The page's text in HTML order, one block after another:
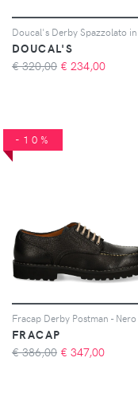
DOUCAL'S
€ 320,00 € 234,00
-10%
Fracap Derby Postman - Nero
FRACAP
€ 386,00 € 347,00